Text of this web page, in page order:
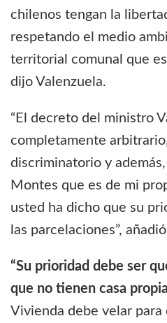
chilenos tengan la
respetando el medio
territorial comunal que
dijo Valenzuela.
“El decreto del ministro
completamente
discriminatorio y
Montes que es de mi
usted ha dicho que su
las parcelaciones”,
“Su prioridad debe ser
que no tienen casa
Vivienda debe velar